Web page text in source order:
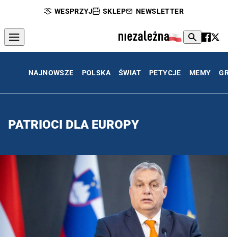
WESPRZYJ SKLEP NEWSLETTER
NAJNOWSZE POLSKA ŚWIAT PETYCJE MEMY
PATRIOCI DLA EUROPY